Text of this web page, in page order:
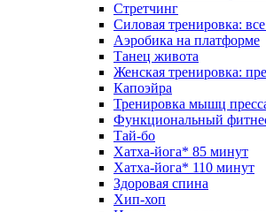
Стретчинг
Силовая тренировка:
Аэробика на платформе
Танец живота
Женская тренировка:
Капоэйра
Тренировка мышц
Функциональный
Тай-бо
Хатха-йога* 85 минут
Хатха-йога* 110 минут
Здоровая спина
Хип-хоп